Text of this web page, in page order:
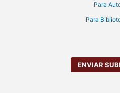
Para
Para
ENVIAR